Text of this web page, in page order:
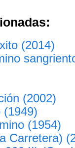
(2014)
(2002)
(1949)
(1954)
Carretera)